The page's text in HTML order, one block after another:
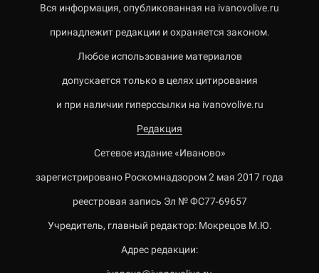
Вся информация, опубликованная на ivanovolive.ru
принадлежит редакции и охраняется законом.
Любое использование материалов
допускается только в целях цитирования
и при наличии гиперссылки на ivanovolive.ru
Редакция
Сетевое издание «Иваново»
зарегистрировано Роскомнадзором 2 мая 2017 года
реестровая запись Эл № ФС77-69657
Учредитель, главный редактор: Мокрецов М.Ю.
Адрес редакции: